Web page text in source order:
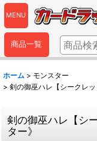
MENU
商品一覧
ホーム > モンスター
> 剣の御巫ハレ【シークレ
剣の御巫ハレ【シ
ター》